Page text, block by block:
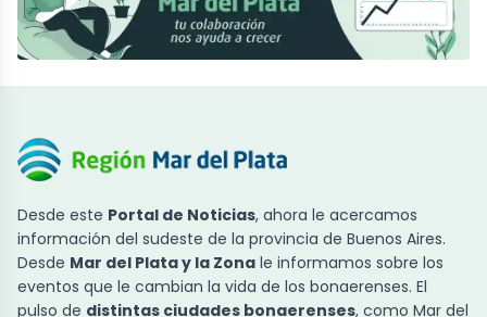
Desde este Portal de Noticias, ahora le acercamos
información del sudeste de la provincia de Buenos Aires.
Desde Mar del Plata y la Zona le informamos sobre los
eventos que le cambian la vida de los bonaerenses. El
pulso de distintas ciudades bonaerenses, como Mar del